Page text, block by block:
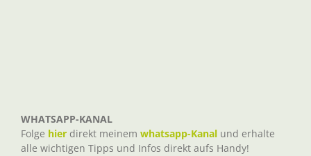
WHATSAPP-KANAL
Folge hier direkt meinem whatsapp-Kanal und erhalte
alle wichtigen Tipps und Infos direkt aufs Handy!